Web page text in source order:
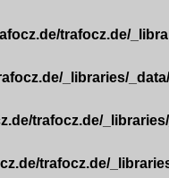
trafocz.de/
_libraries/
trafocz.de/
trafocz.de/